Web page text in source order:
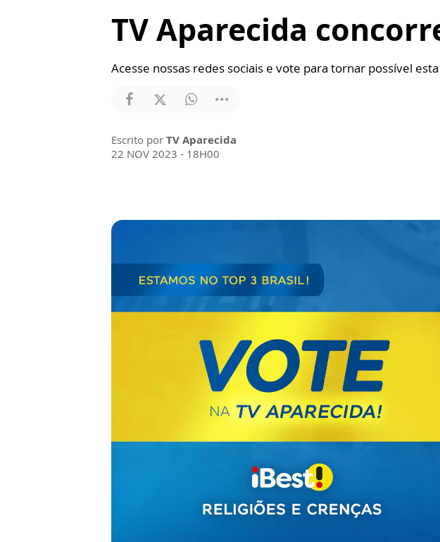
TV Aparecida
Acesse nossas redes sociais e vote para tornar possível
Escrito por TV Aparecida
22 NOV 2023 - 18H00